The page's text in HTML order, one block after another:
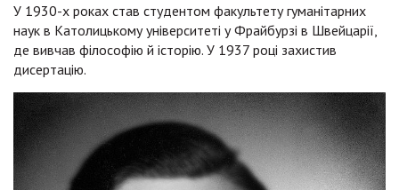
У 1930-х роках став студентом факультету гуманітарних
наук в Католицькому університеті у Фрайбурзі в Швейцарії,
де вивчав філософію й історію. У 1937 році захистив
дисертацію.